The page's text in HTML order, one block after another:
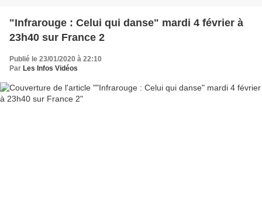
"Infrarouge : Celui qui danse" mardi 4 février à
23h40 sur France 2
Publié le 23/01/2020 à 22:10
Par Les Infos Vidéos